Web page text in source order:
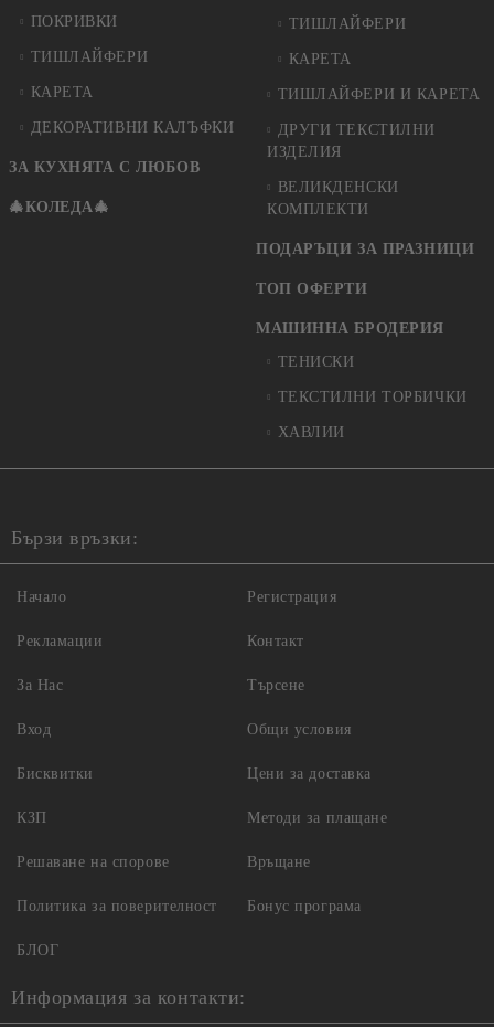
ПОКРИВКИ
ТИШЛАЙФЕРИ
КАРЕТА
ДЕКОРАТИВНИ КАЛЪФКИ
ЗА КУХНЯТА С ЛЮБОВ
🎄КОЛЕДА🎄
ТИШЛАЙФЕРИ
КАРЕТА
ТИШЛАЙФЕРИ И КАРЕТА
ДРУГИ ТЕКСТИЛНИ
ИЗДЕЛИЯ
ВЕЛИКДЕНСКИ
КОМПЛЕКТИ
ПОДАРЪЦИ ЗА ПРАЗНИЦИ
ТОП ОФЕРТИ
МАШИННА БРОДЕРИЯ
ТЕНИСКИ
ТЕКСТИЛНИ ТОРБИЧКИ
ХАВЛИИ
Бързи връзки:
Начало
Рекламации
За Нас
Вход
Регистрация
Контакт
Търсене
Общи условия
Бисквитки
КЗП
Решаване на спорове
Политика за поверителност
Цени за доставка
Методи за плащане
Връщане
Бонус програма
БЛОГ
Информация за контакти: